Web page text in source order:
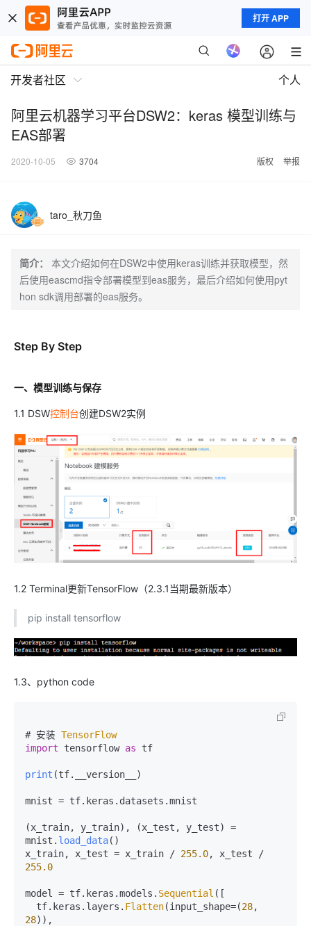
打开 APP
开发者社区 个人
阿里云机器学习平台DSW2：keras 模型训练与
EAS部署
2020-10-05 3704 版权 举报
taro_秋刀鱼
简介：
本文介绍如何在DSW2中使用keras训练并获取模型，然
后使用eascmd指令部署模型到eas服务，最后介绍如何使用pyt
hon sdk调用部署的eas服务。
Step By Step
一、模型训练与保存
1.1 DSW控制台创建DSW2实例
1.2 Terminal更新TensorFlow（2.3.1当期最新版本）
pip install tensorflow
1.3、python code
# 安装 TensorFlow
import tensorflow as tf
print (tf. __version__ )
mnist = tf. keras . datasets .mnist
(x_train, y_train), (x_test, y_test) =
mnist. load_data()
x_train, x_test = x_train / 255.0
255.0
model = tf. keras .models . Sequential ([
  tf.
keras . layers . Flatten(input_shape=(28
28)),